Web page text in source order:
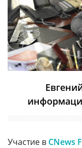
Участие в CNews